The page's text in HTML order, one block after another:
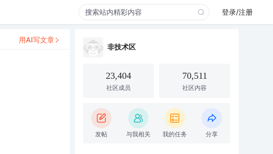
登录/注册
用AI写文章
非技术区
23,404
社区成员
70,511
社区内容
发帖 与我相关 我的任务 分享